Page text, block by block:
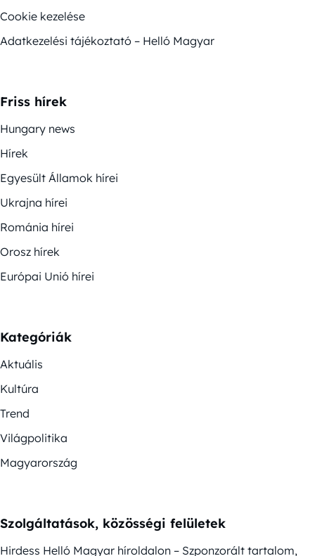
Cookie kezelése
Adatkezelési tájékoztató – Helló Magyar
Friss hírek
Hungary news
Hírek
Egyesült Államok hírei
Ukrajna hírei
Románia hírei
Orosz hírek
Európai Unió hírei
Kategóriák
Aktuális
Kultúra
Trend
Világpolitika
Magyarország
Szolgáltatások, közösségi felületek
Hirdess Helló Magyar híroldalon – Szponzorált tartalom,